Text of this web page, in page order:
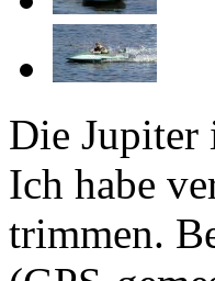
Die Jupiter
Ich habe
trimmen.